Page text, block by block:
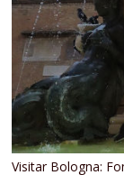
Visitar Bologna: